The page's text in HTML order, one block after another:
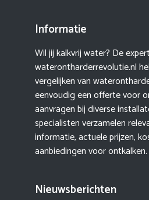
Informatie
Wil jij kalkvrij water? De
waterontharderrevolutie.nl
vergelijken van
eenvoudig een offerte voor
aanvragen bij diverse
specialisten verzamelen
informatie, actuele prijzen,
aanbiedingen voor ontkalken.
Nieuwsberichten